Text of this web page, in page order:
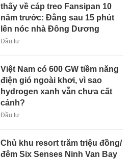
thấy về cáp treo Fansipan 10
năm trước: Đằng sau 15 phút
lên nóc nhà Đông Dương
Đầu tư
Việt Nam có 600 GW tiềm năng
điện gió ngoài khơi, vì sao
hydrogen xanh vẫn chưa cất
cánh?
Đầu tư
Chủ khu resort trăm triệu đồng/
đêm Six Senses Ninh Van Bay